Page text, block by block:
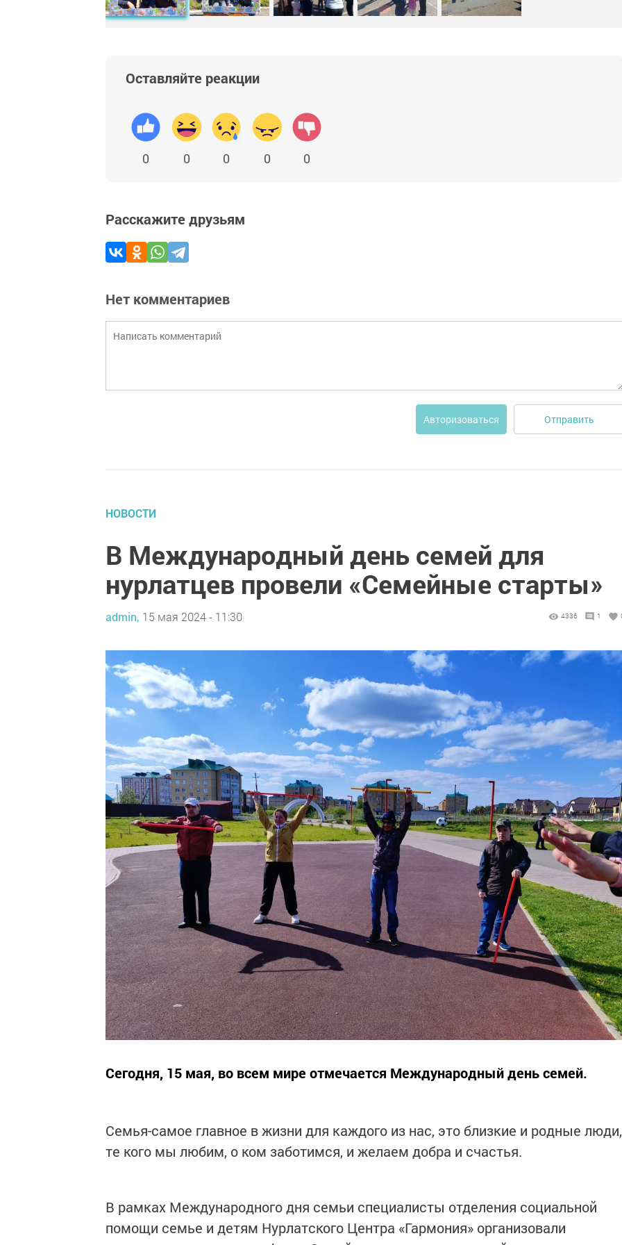
Оставляйте реакции
0 0 0 0 0
Расскажите друзьям
Нет комментариев
Авторизоваться Отправить
НОВОСТИ
В Международный день семей для
нурлатцев провели «Семейные старты»
admin, 15 мая 2024 - 11:30 4336 1
Сегодня, 15 мая, во всем мире отмечается Международный день семей.
Семья-самое главное в жизни для каждого из нас, это близкие и родные люди,
те кого мы любим, о ком заботимся, и желаем добра и счастья.
В рамках Международного дня семьи специалисты отделения социальной
помощи семье и детям Нурлатского Центра «Гармония» организовали